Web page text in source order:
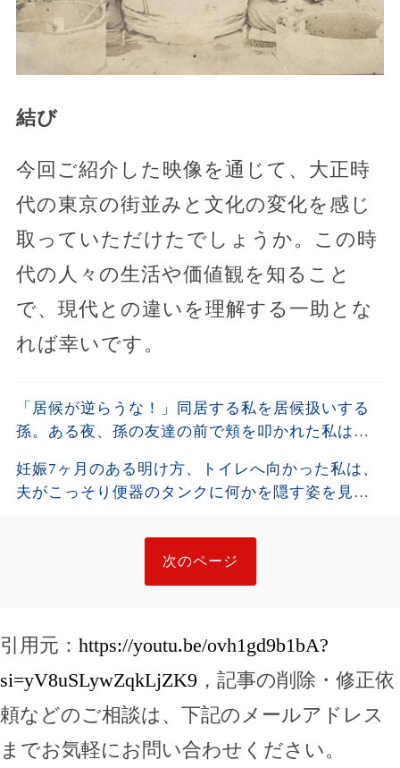
結び
今回ご紹介した映像を通じて、大正時
代の東京の街並みと文化の変化を感じ
取っていただけたでしょうか。この時
代の人々の生活や価値観を知ること
で、現代との違いを理解する一助とな
れば幸いです。
「居候が逆らうな！」同居する私を居候扱いする
孫。ある夜、孫の友達の前で頬を叩かれた私は静
妊娠7ヶ月のある明け方、トイレへ向かった私は、
夫がこっそり便器のタンクに何かを隠す姿を見て
は声も出せず凍りついた――
次のページ
引用元： https://youtu.be/ovh1gd9b1bA?
si=yV8uSLywZqkLjZK9 ，記事の削除・修正依
頼などのご相談は、下記のメールアドレス
までお気軽にお問い合わせください。